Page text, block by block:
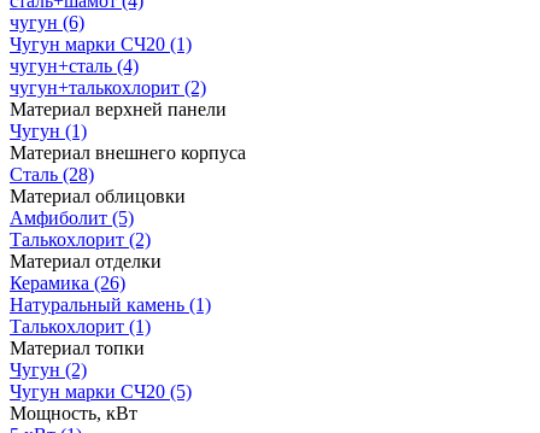
чугун (6)
Чугун марки СЧ20 (1)
чугун+сталь (4)
чугун+талькохлорит (2)
Материал верхней панели
Чугун (1)
Материал внешнего корпуса
Сталь (28)
Материал облицовки
Амфиболит (5)
Талькохлорит (2)
Материал отделки
Керамика (26)
Натуральный камень (1)
Талькохлорит (1)
Материал топки
Чугун (2)
Чугун марки СЧ20 (5)
Мощность, кВт